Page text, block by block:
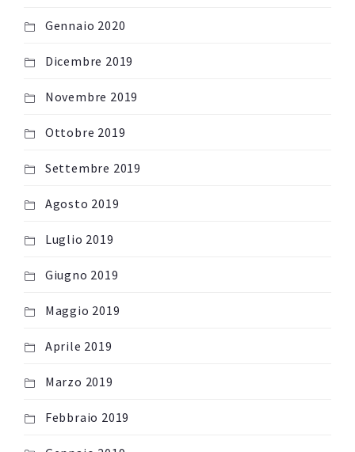
Gennaio 2020
Dicembre 2019
Novembre 2019
Ottobre 2019
Settembre 2019
Agosto 2019
Luglio 2019
Giugno 2019
Maggio 2019
Aprile 2019
Marzo 2019
Febbraio 2019